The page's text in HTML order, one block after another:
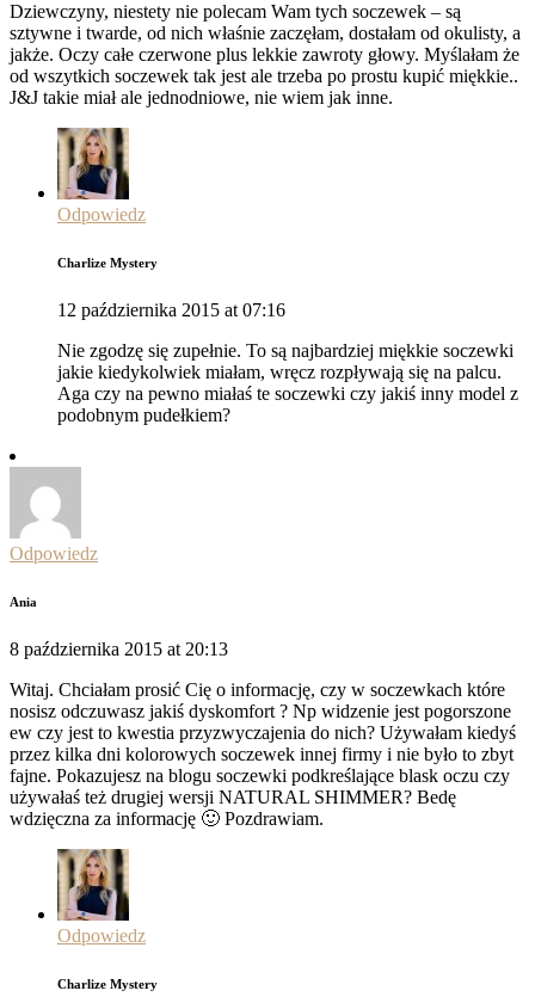
Dziewczyny, niestety nie polecam Wam tych soczewek – są
sztywne i twarde, od nich właśnie zaczęłam, dostałam od okulisty, a
jakże. Oczy całe czerwone plus lekkie zawroty głowy. Myślałam że
od wszytkich soczewek tak jest ale trzeba po prostu kupić miękkie..
J&J takie miał ale jednodniowe, nie wiem jak inne.
Odpowiedz
Charlize Mystery
12 października 2015 at 07:16
Nie zgodzę się zupełnie. To są najbardziej miękkie soczewki
jakie kiedykolwiek miałam, wręcz rozpływają się na palcu.
Aga czy na pewno miałaś te soczewki czy jakiś inny model z
podobnym pudełkiem?
Odpowiedz
Ania
8 października 2015 at 20:13
Witaj. Chciałam prosić Cię o informację, czy w soczewkach które
nosisz odczuwasz jakiś dyskomfort ? Np widzenie jest pogorszone
ew czy jest to kwestia przyzwyczajenia do nich? Używałam kiedyś
przez kilka dni kolorowych soczewek innej firmy i nie było to zbyt
fajne. Pokazujesz na blogu soczewki podkreślające blask oczu czy
używałaś też drugiej wersji NATURAL SHIMMER? Bedę
wdzięczna za informację 🙂 Pozdrawiam.
Odpowiedz
Charlize Mystery